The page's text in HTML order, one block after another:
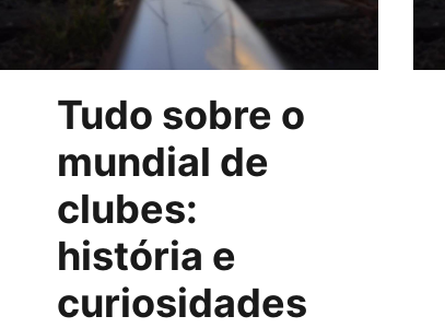
Tudo sobre o
mundial de
clubes:
história e
curiosidades